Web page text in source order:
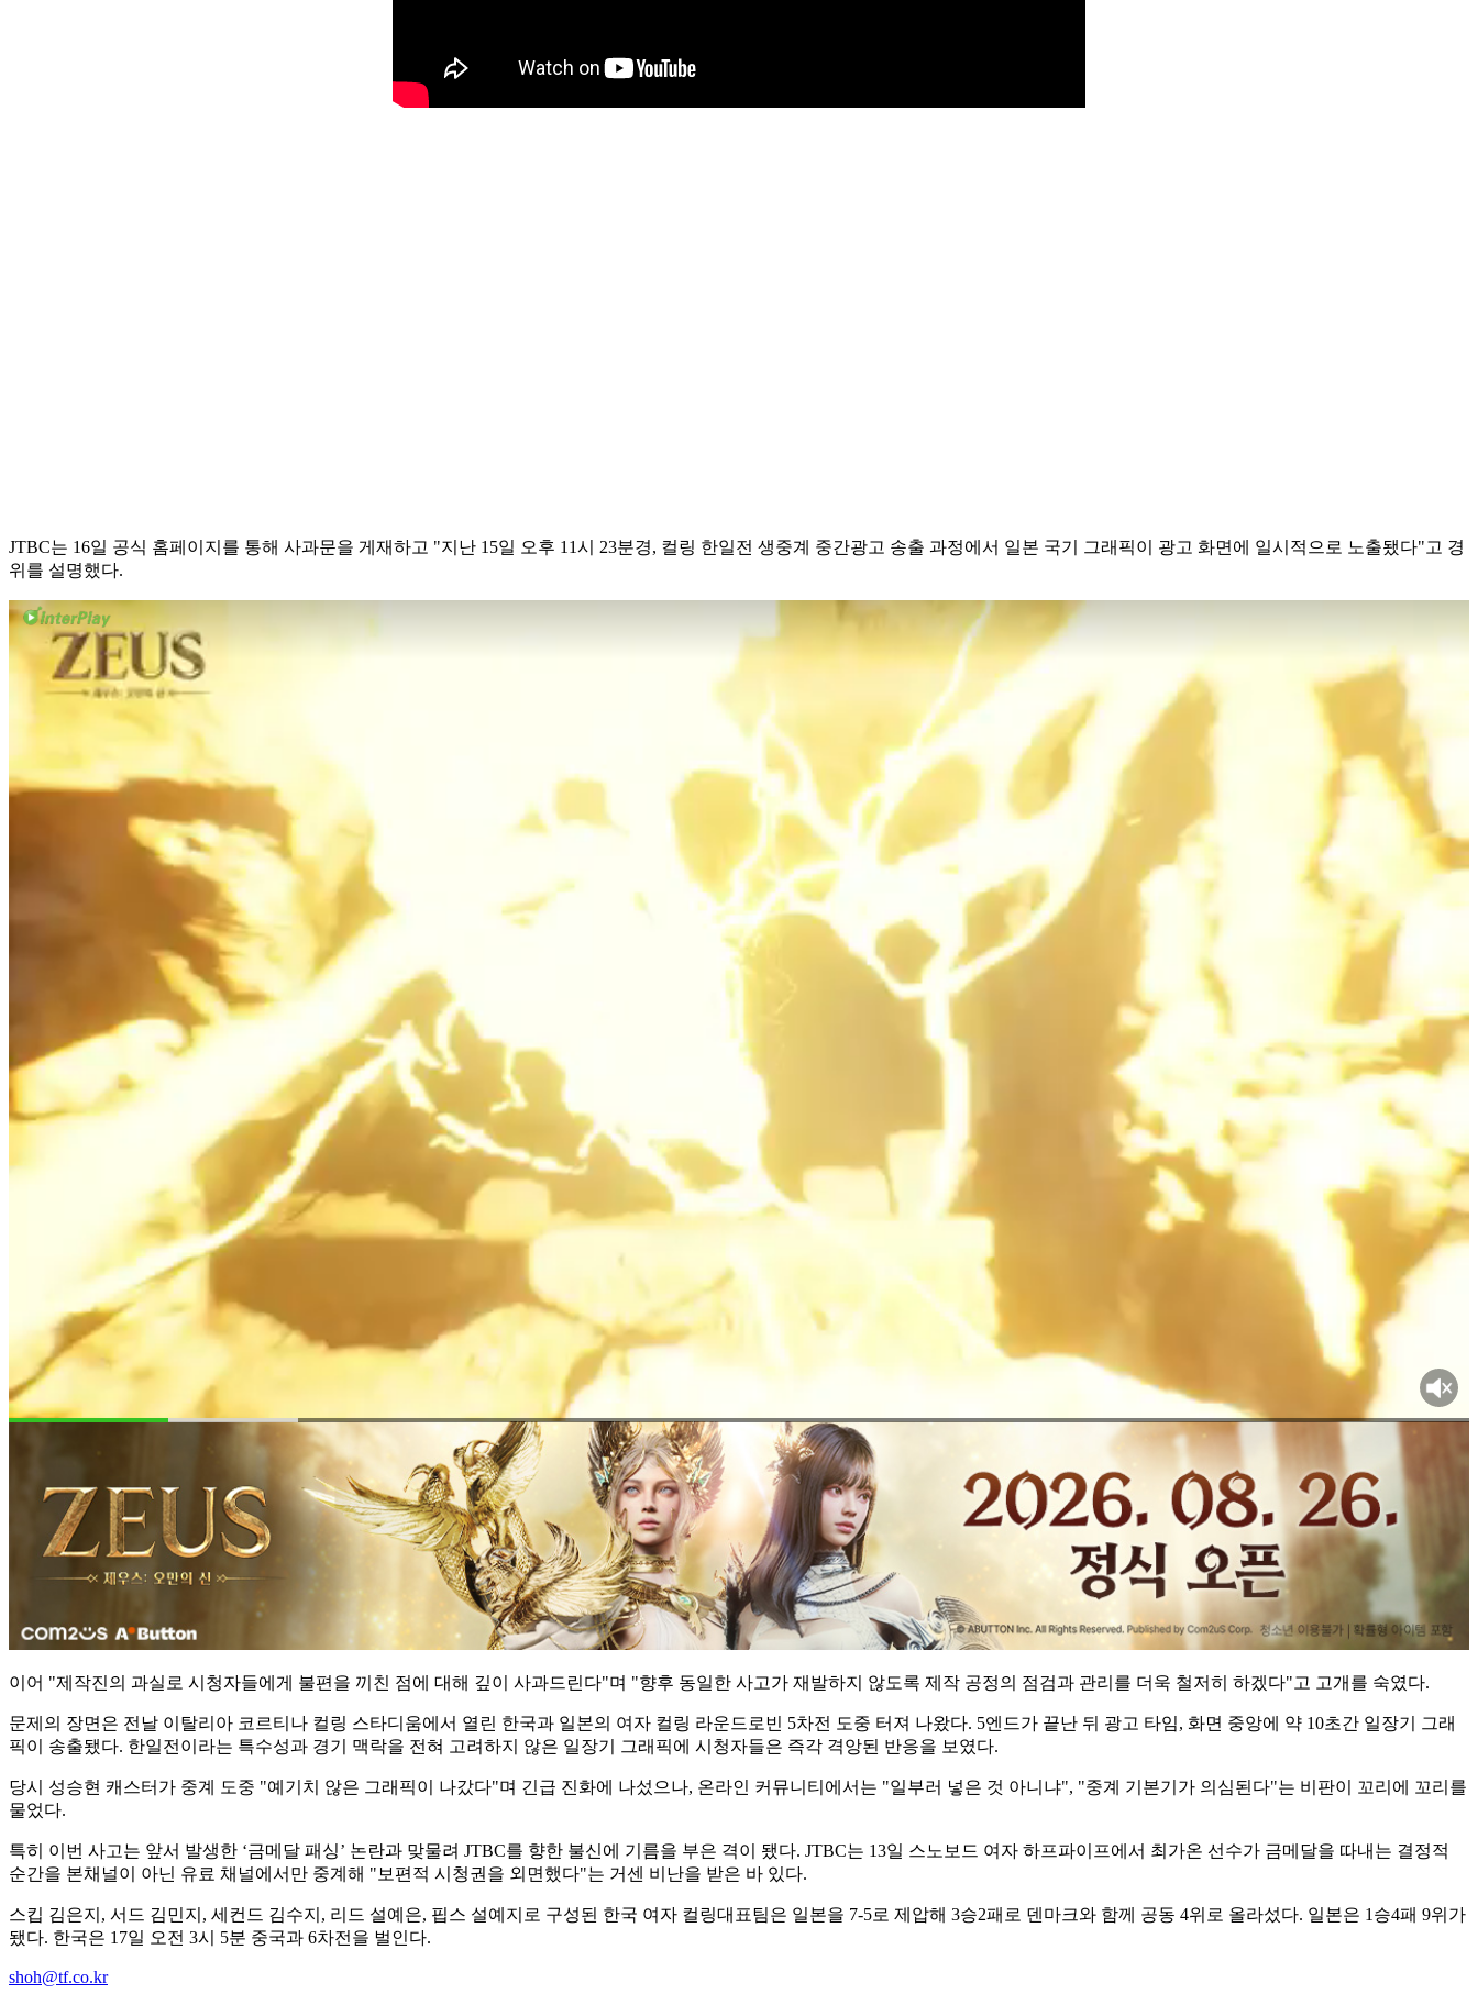
JTBC는 16일 공식 홈페이지를 통해 사과문을 게재하고 "지난 15일 오후 11시 23분경, 컬링 한일전 생중계 중간광고 송출 과정에서 일본 국기 그래픽이 광고 화면에 일시적으로 노출됐다"고 경
위를 설명했다.
이어 "제작진의 과실로 시청자들에게 불편을 끼친 점에 대해 깊이 사과드린다"며 "향후 동일한 사고가 재발하지 않도록 제작 공정의 점검과 관리를 더욱 철저히 하겠다"고 고개를 숙였다.
문제의 장면은 전날 이탈리아 코르티나 컬링 스타디움에서 열린 한국과 일본의 여자 컬링 라운드로빈 5차전 도중 터져 나왔다. 5엔드가 끝난 뒤 광고 타임, 화면 중앙에 약 10초간 일장기 그래
픽이 송출됐다. 한일전이라는 특수성과 경기 맥락을 전혀 고려하지 않은 일장기 그래픽에 시청자들은 즉각 격앙된 반응을 보였다.
당시 성승현 캐스터가 중계 도중 "예기치 않은 그래픽이 나갔다"며 긴급 진화에 나섰으나, 온라인 커뮤니티에서는 "일부러 넣은 것 아니냐", "중계 기본기가 의심된다"는 비판이 꼬리에 꼬리를
물었다.
특히 이번 사고는 앞서 발생한 ‘금메달 패싱’ 논란과 맞물려 JTBC를 향한 불신에 기름을 부은 격이 됐다. JTBC는 13일 스노보드 여자 하프파이프에서 최가온 선수가 금메달을 따내는 결정적
순간을 본채널이 아닌 유료 채널에서만 중계해 "보편적 시청권을 외면했다"는 거센 비난을 받은 바 있다.
스킵 김은지, 서드 김민지, 세컨드 김수지, 리드 설예은, 핍스 설예지로 구성된 한국 여자 컬링대표팀은 일본을 7-5로 제압해 3승2패로 덴마크와 함께 공동 4위로 올라섰다. 일본은 1승4패 9위가
됐다. 한국은 17일 오전 3시 5분 중국과 6차전을 벌인다.
shoh@tf.co.kr